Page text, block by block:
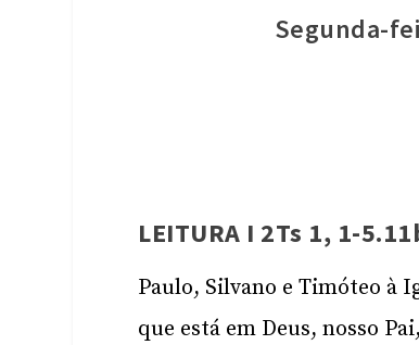
Segunda-
LEITURA I 2Ts 1, 1-
Paulo, Silvano e Timóteo à
que está em Deus, nosso